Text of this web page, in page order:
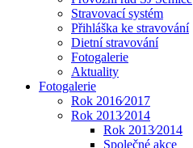
Stravovací systém
Přihláška ke stravování
Dietní stravování
Fotogalerie
Aktuality
Fotogalerie
Rok 2016⁄2017
Rok 2013⁄2014
Rok 2013⁄2014
Společné akce